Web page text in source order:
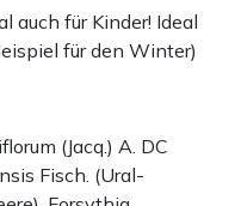
auch für Kinder! Ideal
für den Winter)
(Jacq.) A. DC
Fisch. (Ural-